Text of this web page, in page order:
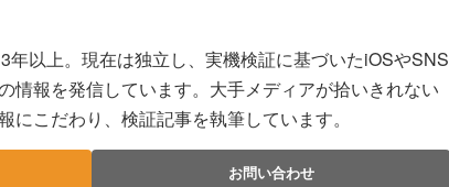
年以上。現在は独立し、実機検証に基づいたiOSやSNS
情報を発信しています。大手メディアが拾いきれない
こだわり、検証記事を執筆しています。
お問い合わせ